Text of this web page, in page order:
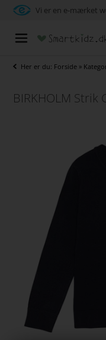
Vi er en e-mærket
Her er du: Forside »
BIRKHOLM Strik